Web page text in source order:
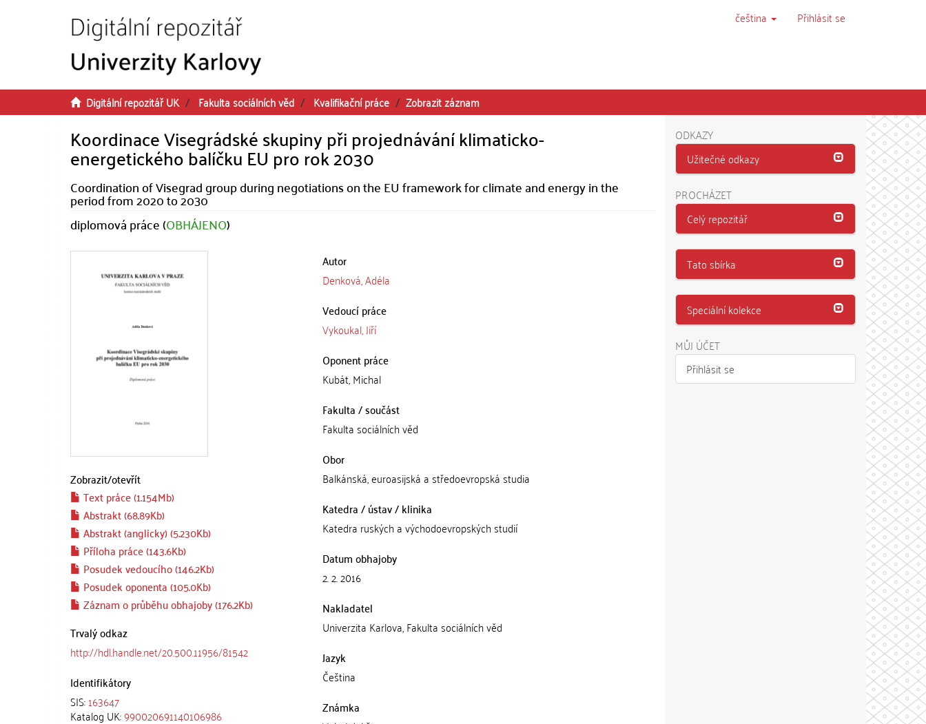
čeština Přihlásit se
Digitální repozitář UK Fakulta sociálních věd Kvalifikační práce Zobrazit záznam
Koordinace Visegrádské skupiny při projednávání klimaticko-
energetického balíčku EU pro rok 2030
Coordination of Visegrad group during negotiations on the EU framework for climate and energy in the
period from 2020 to 2030
diplomová práce (OBHÁJENO)
Zobrazit/otevřít
Text práce (1.154Mb)
Abstrakt (68.89Kb)
Abstrakt (anglicky) (5.230Kb)
Příloha práce (143.6Kb)
Posudek vedoucího (146.2Kb)
Posudek oponenta (105.0Kb)
Záznam o průběhu obhajoby (176.2Kb)
Trvalý odkaz
http://hdl.handle.net/20.500.11956/81542
Identifikátory
SIS:163647
Katalog UK:990020691140106986
Autor
Denková, Adéla
Vedoucí práce
Vykoukal, Jiří
Oponent práce
Kubát, Michal
Fakulta / součást
Fakulta sociálních věd
Obor
Balkánská, euroasijská a středoevropská studia
Katedra / ústav / klinika
Katedra ruských a východoevropských studií
Datum obhajoby
2. 2. 2016
Nakladatel
Univerzita Karlova, Fakulta sociálních věd
Jazyk
Čeština
Známka
ODKAZY
Užitečné odkazy
PROCHÁZET
Celý repozitář
Tato sbírka
Speciální kolekce
MŮJ ÚČET
Přihlásit se